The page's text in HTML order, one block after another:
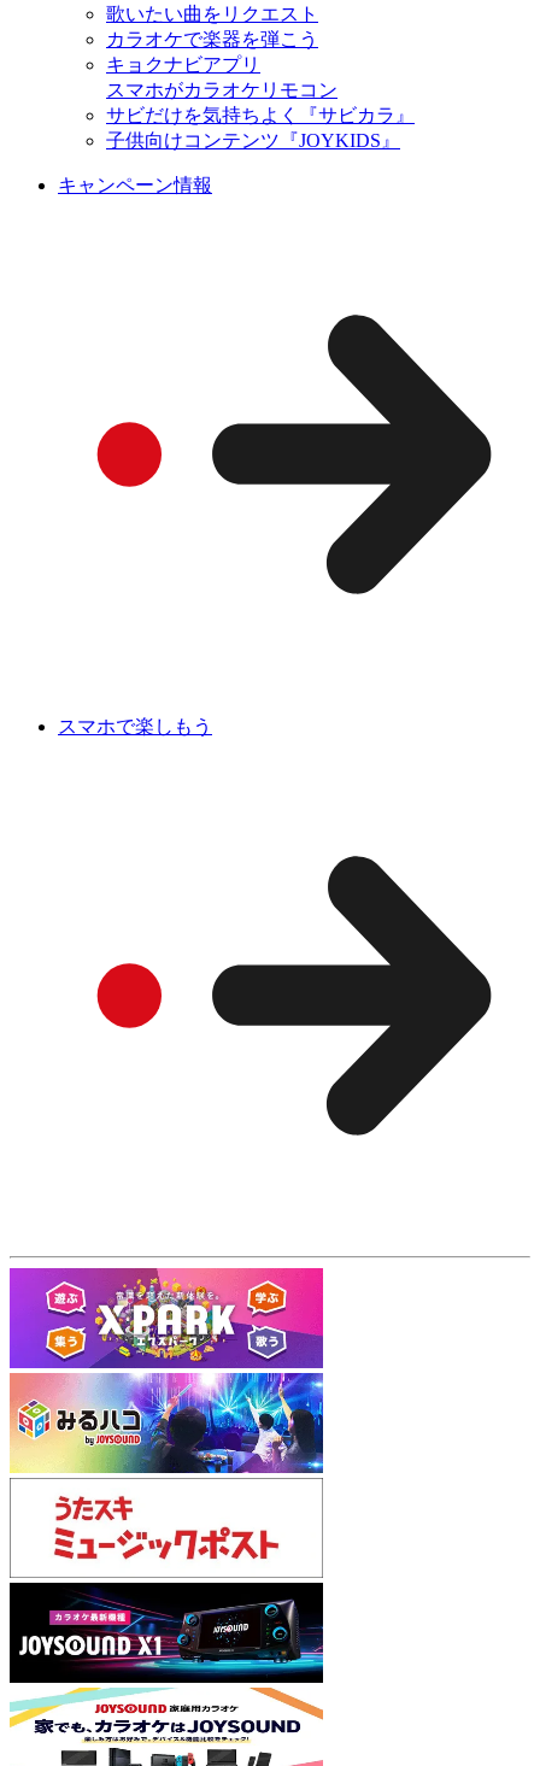
歌いたい曲をリクエスト
カラオケで楽器を弾こう
キョクナビアプリ
スマホがカラオケリモコン
サビだけを気持ちよく『サビカラ』
子供向けコンテンツ『JOYKIDS』
キャンペーン情報
スマホで楽しもう